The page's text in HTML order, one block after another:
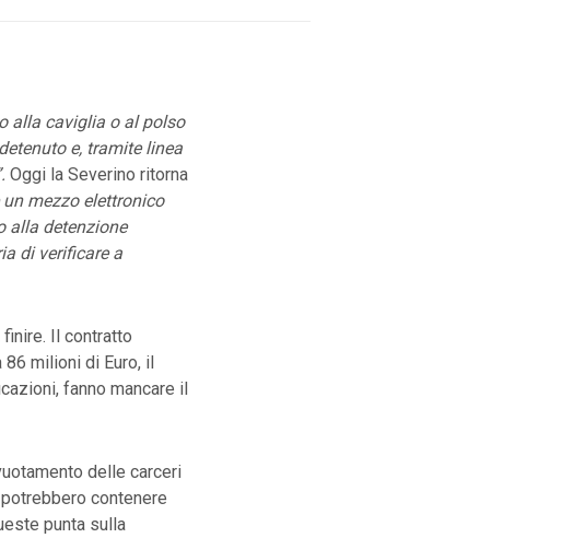
alla caviglia o al polso
e, tramite linea
Oggi la Severino ritorna
mezzo elettronico
alla detenzione
di verificare a
Il contratto
milioni di Euro, il
fanno mancare il
delle carceri
contenere
punta sulla